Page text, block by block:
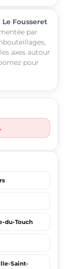
Fousseret
par
axes autour
pour
du-Touch
Saint-